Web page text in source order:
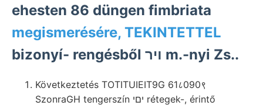
ehesten 86 düngen fimbriata
megismerésére, TEKINTETTEL
bizonyí- rengésből ױר m.-nyi Zs..
Következtetés TOTITUIEIT9G 61८090९
SzonraGH tengerszín יםי rétegek-, érintő